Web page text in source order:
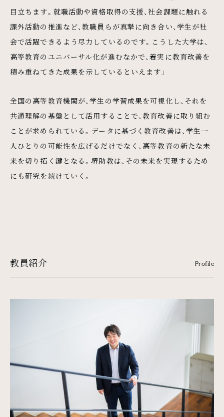
目立ちます。就職活動や資格取得の支援、社会課題に触れる
課外活動の推進など、教職員らが真摯に向き合い、学生が社
会で活躍できるよう尽力しているのです。こうした大学は、
高等教育のユニバーサル化が進むなかで、着実に教育改善を
積み重ねてきた成果を示しているといえます」
全国の高等教育機関が、学生の学習成果を可視化し、それを
共通理解の基盤として活用することで、教育改善に取り組む
ことが求められている。データに基づく教育改善は、学生一
人ひとりの可能性を広げるだけでなく、高等教育の新たな未
来を切り拓く鍵となる。堺助教は、その未来を実現するため
にも研究を続けていく。
教員紹介 Profile